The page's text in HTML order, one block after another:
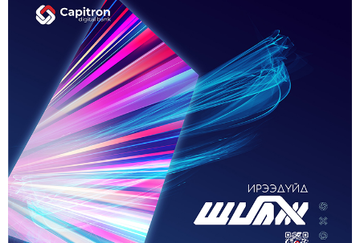
ҮЙЛДВЭРИЙН ХЭДЭН ХУВИЙГ ЭЗЭМШИХ ВЭ
ГЭДЭГ АСУУДАЛ ГАРЧ ИРНЭ
5-р сар. 21, 2026, 11:40 a.m.
ЗУУН НАСЫГ ДАВСАН “ХӨВЧИЙН ХӨХ
ГОНИО” АЛДАРТАЙ Д.ГОНЧИГДАГВА
2-р сар. 17, 2026, 10:38 a.m.
ОРОН НУТАГТ ГАЗАР ОЛГОХ ЭРХ МЭДЛИЙГ
ШИЛЖҮҮЛНЭ
1-р сар. 19, 2026, 10:54 a.m.
ТЭТГЭВРИЙН ЗЭЭЛИЙН ХҮҮГ БУУРУУЛАХ,
УРТАСГАХ ЧИГЛЭЛЭЭР АЖИЛЛАНА